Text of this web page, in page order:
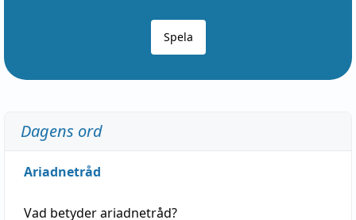
Spela
Dagens ord
Ariadnetråd
Vad betyderariadnetråd?